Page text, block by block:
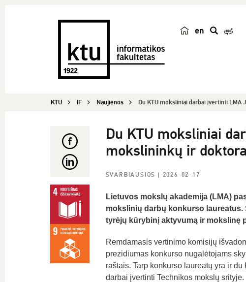
en
k
KTU IF Naujienos Du KTU moksliniai darbai įvertinti LMA
Du KTU moksliniai
mokslininkų ir
SVARBIAUSIOS | 2026-02-17
Lietuvos mokslų akademija (LMA)
mokslinių darbų konkurso
tyrėjų kūrybinį aktyvumą ir mokslinę
Remdamasis vertinimo komisijų
prezidiumas konkurso nugalėtojams
raštais. Tarp konkurso laureatų yra ir
darbai įvertinti Technikos mokslų srityje.